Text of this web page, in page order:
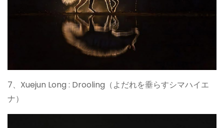
7、Xuejun Long : Drooling（よだれを垂らすシマハイエ
ナ）